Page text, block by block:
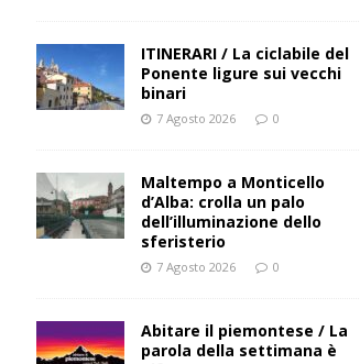
ITINERARI / La ciclabile del
Ponente ligure sui vecchi
binari
7 Agosto 2026 0
Maltempo a Monticello
d’Alba: crolla un palo
dell’illuminazione dello
sferisterio
7 Agosto 2026 0
Abitare il piemontese / La
parola della settimana è